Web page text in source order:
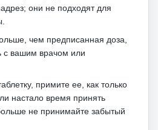
они не подходят для
чем предписанная доза,
с вашим врачом или
примите ее, как только
настало время принять
не принимайте забытый